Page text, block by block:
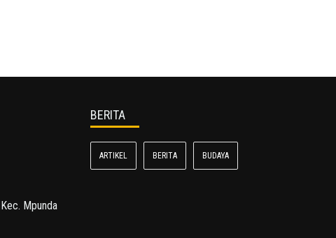
Mpunda
BERITA
ARTIKEL BERITA BUDAYA